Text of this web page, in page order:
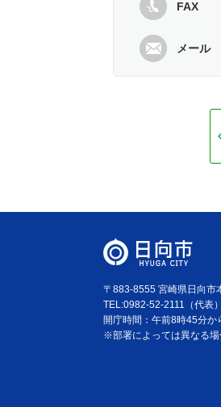
FAX
メール
〒883-8555 宮崎県日向市
TEL:0982-52-2111（代表）
開庁時間：午前8時45分か
※部署によっては異なる場